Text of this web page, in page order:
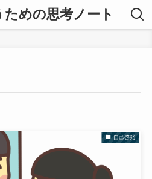
めの思考ノート
自己啓発